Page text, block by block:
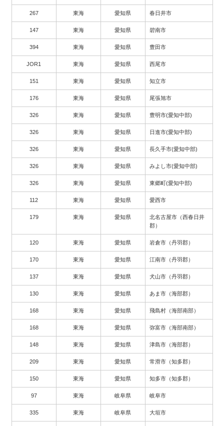
267 東海 愛知県 春日井市
147 東海 愛知県 碧南市
394 東海 愛知県 豊田市
JOR1 東海 愛知県 西尾市
151 東海 愛知県 知立市
176 東海 愛知県 尾張旭市
326 東海 愛知県 豊明市(愛知中部)
326 東海 愛知県 日進市(愛知中部)
326 東海 愛知県 長久手市(愛知中部)
326 東海 愛知県 みよし市(愛知中部)
326 東海 愛知県 東郷町(愛知中部)
112 東海 愛知県 愛西市
179 東海 愛知県
北名古屋市（西春日井
郡）
120 東海 愛知県 岩倉市（丹羽郡）
170 東海 愛知県 江南市（丹羽郡）
137 東海 愛知県 犬山市（丹羽郡）
130 東海 愛知県 あま市（海部郡）
168 東海 愛知県 飛島村（海部南部）
168 東海 愛知県 弥富市（海部南部）
148 東海 愛知県 津島市（海部郡）
209 東海 愛知県 常滑市（知多郡）
150 東海 愛知県 知多市（知多郡）
97 東海 岐阜県 岐阜市
335 東海 岐阜県 大垣市